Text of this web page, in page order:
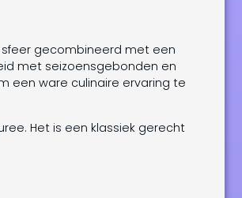
gecombineerd met een
met seizoensgebonden en
een ware culinaire ervaring te
Het is een klassiek gerecht